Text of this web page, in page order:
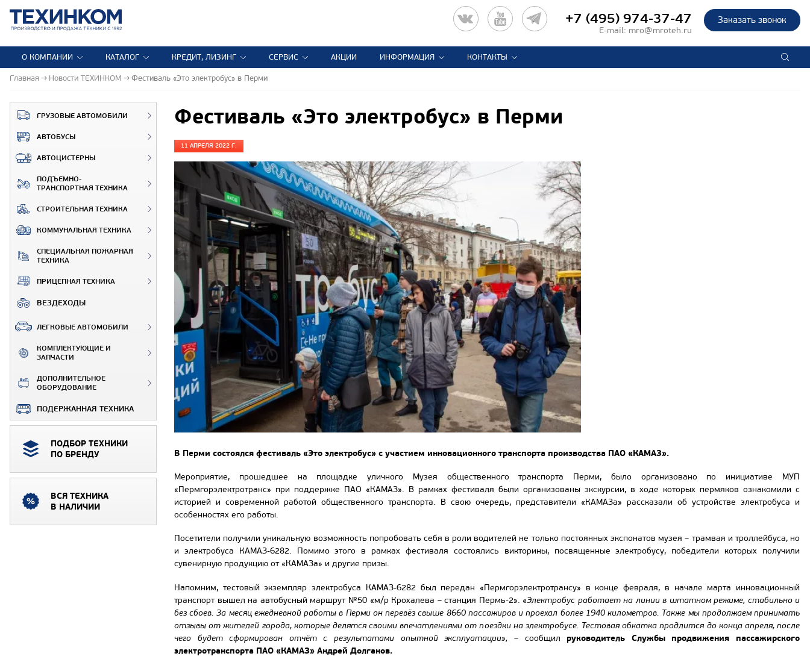
Заказать звонок
+7 (495) 974-37-47
E-mail: mro@mroteh.ru
О КОМПАНИИ КАТАЛОГ КРЕДИТ, ЛИЗИНГ СЕРВИС АКЦИИ ИНФОРМАЦИЯ КОНТАКТЫ
Главная Новости ТЕХИНКОМ Фестиваль «Это электробус» в Перми
ГРУЗОВЫЕ АВТОМОБИЛИ
АВТОБУСЫ
АВТОЦИСТЕРНЫ
ПОДЪЕМНО-
ТРАНСПОРТНАЯ ТЕХНИКА
СТРОИТЕЛЬНАЯ ТЕХНИКА
КОММУНАЛЬНАЯ ТЕХНИКА
СПЕЦИАЛЬНАЯ ПОЖАРНАЯ
ТЕХНИКА
ПРИЦЕПНАЯ ТЕХНИКА
ВЕЗДЕХОДЫ
ЛЕГКОВЫЕ АВТОМОБИЛИ
КОМПЛЕКТУЮЩИЕ И
ЗАПЧАСТИ
ДОПОЛНИТЕЛЬНОЕ
ОБОРУДОВАНИЕ
ПОДЕРЖАННАЯ ТЕХНИКА
ПОДБОР ТЕХНИКИ
ПО БРЕНДУ
ВСЯ ТЕХНИКА
В НАЛИЧИИ
Фестиваль «Это электробус» в Перми
11 АПРЕЛЯ 2022 Г.
В Перми состоялся фестиваль «Это электробус» с участием инновационного транспорта производства ПАО «КАМАЗ».
Мероприятие, прошедшее на площадке уличного Музея общественного транспорта Перми, было организовано по инициативе МУП
«Пермгорэлектротранс» при поддержке ПАО «КАМАЗ». В рамках фестиваля были организованы экскурсии, в ходе которых пермяков ознакомили с
историей и современной работой общественного транспорта. В свою очередь, представители «КАМАЗа» рассказали об устройстве электробуса и
особенностях его работы.
Посетители получили уникальную возможность попробовать себя в роли водителей не только постоянных экспонатов музея – трамвая и троллейбуса, но
и электробуса КАМАЗ-6282. Помимо этого в рамках фестиваля состоялись викторины, посвященные электробусу, победители которых получили
сувенирную продукцию от «КАМАЗа» и другие призы.
Напомним, тестовый экземпляр электробуса КАМАЗ-6282 был передан «Пермгорэлектротрансу» в конце февраля, в начале марта инновационный
транспорт вышел на автобусный маршрут №50 «м/р Крохалева – станция Пермь-2». «Электробус работает на линии в штатном режиме, стабильно и
без сбоев. За месяц ежедневной работы в Перми он перевёз свыше 8660 пассажиров и проехал более 1940 километров. Также мы продолжаем принимать
отзывы от жителей города, которые делятся своими впечатлениями от поездки на электробусе. Тестовая обкатка продлится до конца апреля, после
чего будет сформирован отчёт с результатами опытной эксплуатации», – сообщилруководитель Службы продвижения пассажирского
электротранспорта ПАО «КАМАЗ» Андрей Долганов.